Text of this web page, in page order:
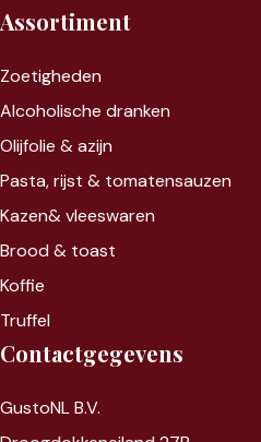
Assortiment
Zoetigheden
Alcoholische dranken
Olijfolie & azijn
Pasta, rijst & tomatensauzen
Kazen&vleeswaren
Brood & toast
Koffie
Truffel
Contactgegevens
GustoNL B.V.